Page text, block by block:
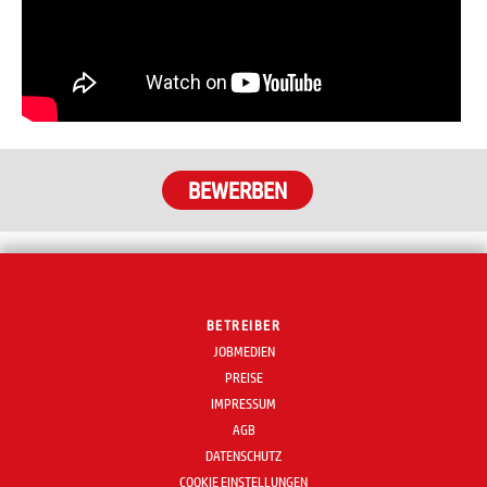
BETREIBER
JOBMEDIEN
PREISE
IMPRESSUM
AGB
DATENSCHUTZ
COOKIE EINSTELLUNGEN